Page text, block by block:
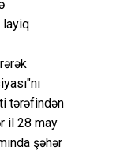
layiq
tərəfindən
il 28 may
şəhər